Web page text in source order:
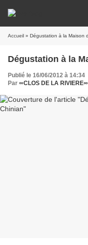
Accueil » Dégustation à la Maison
Dégustation à la
Publié le 16/06/2012 à 14:34
Par ∞CLOS DE LA RIVIERE∞